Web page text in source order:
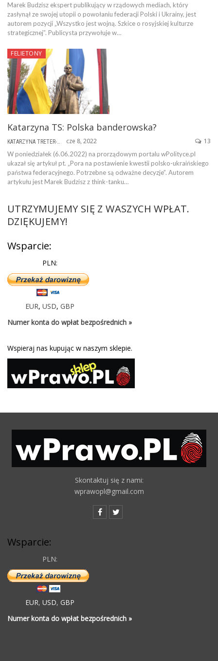
Marek Budzisz ekspert publikujący w rządowych mediach, który
zasłynął ze swojej utopii o powołaniu federacji Polski i Ukrainy, jest
autorem pozycji „Wszystko jest wojną. Szkice o rosyjskiej kulturze
strategicznej”. Publicysta przywołuje w…
FELIETONY
Katarzyna TS: Polska banderowska?
KATARZYNA TRETER-SIERPIŃSKA cze 8, 2022 13
W poniedziałek (6.06.2022) na prorządowym portalu wPolityce.pl
ukazał się artykuł pt. „Pora na postawienie kwestii polsko-ukraińskiego
państwa federacyjnego. Potrzebne są odważne decyzje”. Autorem
artykułu jest Marek Budzisz z think-tanku…
UTRZYMUJEMY SIĘ Z WASZYCH WPŁAT.
DZIĘKUJEMY!
Wsparcie:
PLN:
EUR, USD, GBP
Numer konta do wpłat bezpośrednich »
Wspieraj nas kupując w naszym sklepie.
Skontaktuj się z nami:
wprawopl@gmail.com
Wsparcie:
PLN:
EUR, USD, GBP
Numer konta do wpłat bezpośrednich »